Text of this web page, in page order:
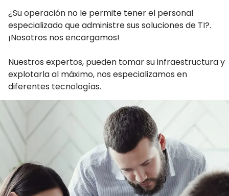
¿Su operación no le permite tener el personal
especializado que administre sus soluciones de TI?.
¡Nosotros nos encargamos!
Nuestros expertos, pueden tomar su infraestructura y
explotarla al máximo, nos especializamos en
diferentes tecnologías.